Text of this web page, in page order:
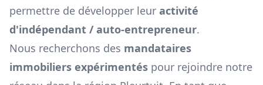
permettre de développer leur activité
d'indépendant / auto-entrepreneur.
Nous recherchons des mandataires
immobiliers expérimentés pour rejoindre notre